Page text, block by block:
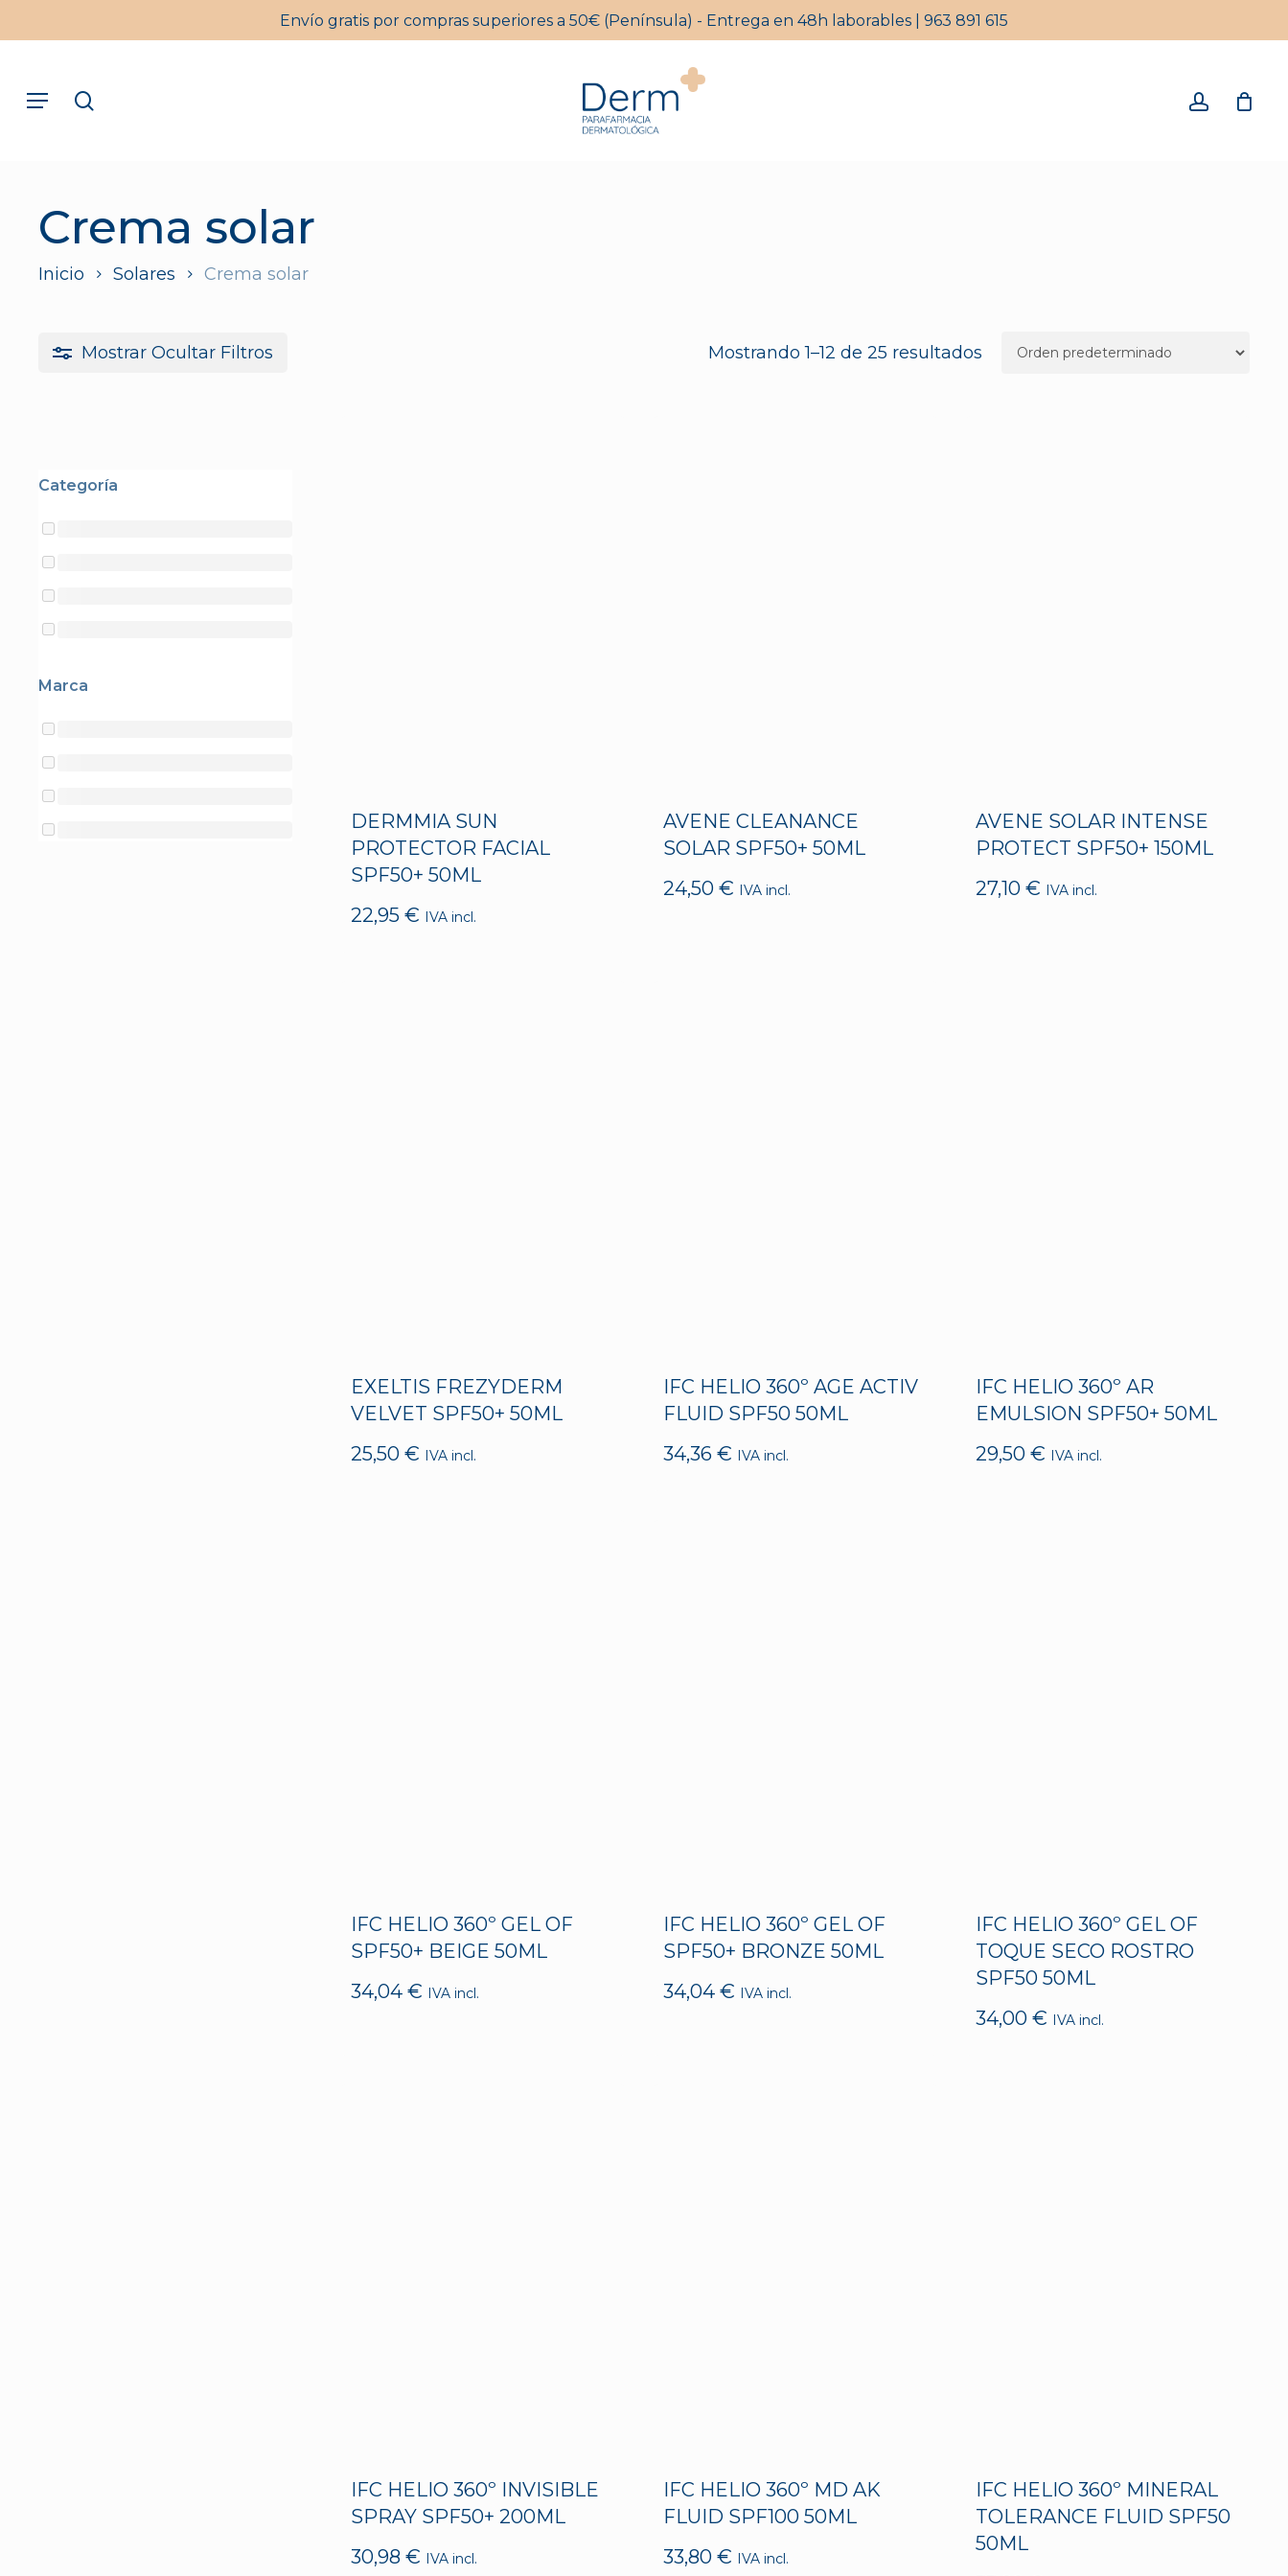
to
content
Envío gratis por compras superiores a 50€ (Península) - Entrega en 48h laborables | 963 891 615
search account
Menu
Carrito Close
Crema solar
Inicio Solares Crema solar
Mostrar Ocultar Filtros Mostrando 1–12 de 25 resultados
Categoría
Marca
DERMMIA SUN
PROTECTOR FACIAL
SPF50+ 50ML
22,95 € IVA incl.
AVENE CLEANANCE
SOLAR SPF50+ 50ML
24,50 € IVA incl.
AVENE SOLAR INTENSE
PROTECT SPF50+ 150ML
27,10 € IVA incl.
EXELTIS FREZYDERM
VELVET SPF50+ 50ML
25,50 € IVA incl.
IFC HELIO 360º AGE ACTIV
FLUID SPF50 50ML
34,36 € IVA incl.
IFC HELIO 360º AR
EMULSION SPF50+ 50ML
29,50 € IVA incl.
IFC HELIO 360º GEL OF
SPF50+ BEIGE 50ML
34,04 € IVA incl.
IFC HELIO 360º GEL OF
SPF50+ BRONZE 50ML
34,04 € IVA incl.
IFC HELIO 360º GEL OF
TOQUE SECO ROSTRO
SPF50 50ML
34,00 € IVA incl.
IFC HELIO 360º INVISIBLE
SPRAY SPF50+ 200ML
30,98 € IVA incl.
IFC HELIO 360º MD AK
FLUID SPF100 50ML
33,80 € IVA incl.
IFC HELIO 360º MINERAL
TOLERANCE FLUID SPF50
50ML